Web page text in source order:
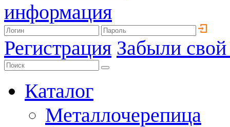
информация
Регистрация Забыли
Каталог
Металлочерепица